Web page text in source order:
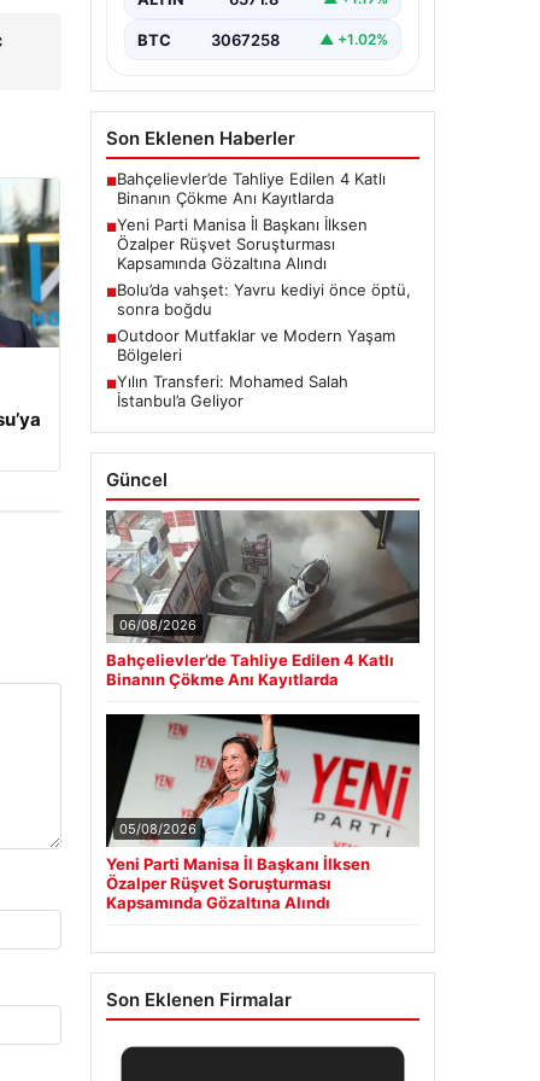
Parti Manisa…
BTC 3067258 ▲ +1.02%
Son Eklenen Haberler
■Bahçelievler’de Tahliye Edilen 4 Katlı
Binanın Çökme Anı Kayıtlarda
■Yeni Parti Manisa İl Başkanı İlksen
Özalper Rüşvet Soruşturması
Kapsamında Gözaltına Alındı
■Bolu’da vahşet: Yavru kediyi önce öptü,
sonra boğdu
■Outdoor Mutfaklar ve Modern Yaşam
Bölgeleri
■Yılın Transferi: Mohamed Salah
İstanbul’a Geliyor
Güncel
06/08/2026
Bahçelievler’de Tahliye Edilen 4 Katlı
Binanın Çökme Anı Kayıtlarda
05/08/2026
Yeni Parti Manisa İl Başkanı İlksen
Özalper Rüşvet Soruşturması
Kapsamında Gözaltına Alındı
Son Eklenen Firmalar